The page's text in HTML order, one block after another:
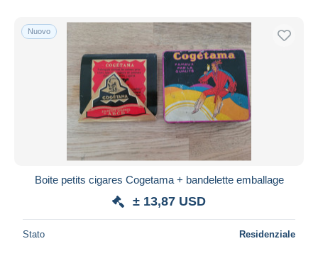
Libri
Altri & non classificati
1.796
Spedizione gratuita
Metodi di pagamento
PayPal
Bonifico bancario
Visa
Mastercard
Bancontact
Residenza del venditore
Nuovo
Boite petits cigares Cogetama + bandelette emballage
± 13,87 USD
Stato Residenziale